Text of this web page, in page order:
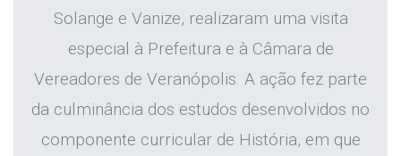
Solange e Vanize, realizaram uma visita
especial à Prefeitura e à Câmara de
Vereadores de Veranópolis. A ação fez parte
da culminância dos estudos desenvolvidos no
componente curricular de História, em que